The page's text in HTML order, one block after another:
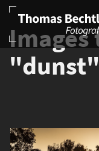
Images
"dunst"